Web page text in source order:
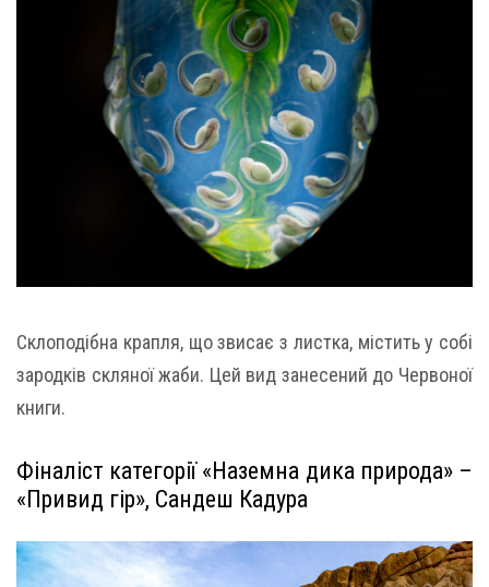
Склоподібна крапля, що звисає з листка, містить у собі
зародків скляної жаби. Цей вид занесений до Червоної
книги.
Фіналіст категорії «Наземна дика природа» –
«Привид гір», Сандеш Кадура